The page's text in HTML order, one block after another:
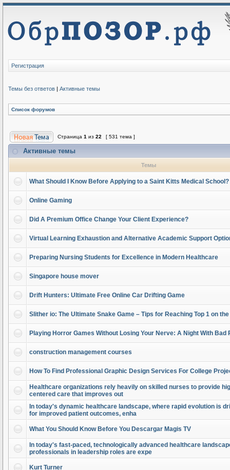
Регистрация
Темы без ответов | Активные темы
Список форумов
Страница 1 из 22 [ 531 тема ]
Активные темы
Темы
What Should I Know Before Applying to a Saint Kitts Medical School?
Online Gaming
Did A Premium Office Change Your Client Experience?
Virtual Learning Exhaustion and Alternative Academic Support
Preparing Nursing Students for Excellence in Modern Healthcare
Singapore house mover
Drift Hunters: Ultimate Free Online Car Drifting Game
Slither io: The Ultimate Snake Game – Tips for Reaching Top 1 on
Playing Horror Games Without Losing Your Nerve: A Night With Bad
construction management courses
How To Find Professional Graphic Design Services For College
Healthcare organizations rely heavily on skilled nurses to provide
centered care that improves out
In today's dynamic healthcare landscape, where rapid evolution is
for improved patient outcomes, enha
What You Should Know Before You Descargar Magis TV
In today's fast-paced, technologically advanced healthcare
professionals in leadership roles are expe
Kurt Turner